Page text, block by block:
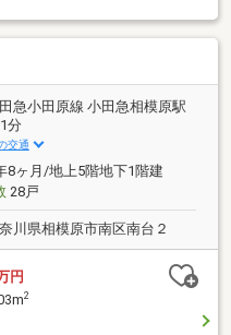
～～～～～～～～～～～～
、チラシなどに掲載できな
件も多数ございます。物
046-244-3815～～～～～
～～～～
急小田原線 小田急相模原駅
分
交通
8ヶ月/地上5階地下1階建
28戸
川県相模原市南区南台２
円
2